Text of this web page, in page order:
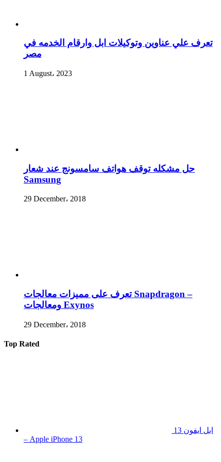
تعرف علي عناوين وتوكيلات ابل وارقام الخدمه في
مصر
1 August، 2023
حل مشكله توقف هواتف سامسونج عند شعار
Samsung
29 December، 2018
تعرف على مميزات معالجات Snapdragon –
ومعالجات Exynos
29 December، 2018
Top Rated
ابل ايفون 13
– Apple iPhone 13